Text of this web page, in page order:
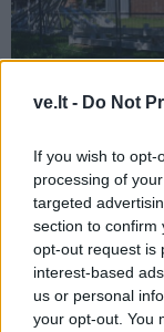
ve.lt - Do Not
If you wish to
processing of
targeted
section to confirm
opt-out request is
interest-based
us or personal
your opt-out. You
Parduotuvės
paskirtis liks ta